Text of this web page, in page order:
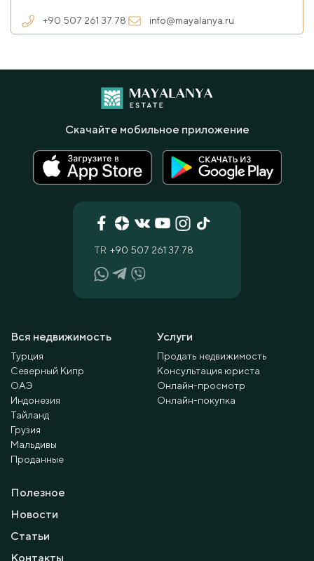
+90 507 261 37 78 info@mayalanya.ru
Вся недвижимость
Турция
Северный Кипр
ОАЭ
Индонезия
Тайланд
Грузия
Мальдивы
Проданные
Услуги
Продать недвижимость
Консультация юриста
Онлайн-просмотр
Онлайн-покупка
Полезное
Новости
Статьи
Контакты
TR +90 507 261 37 78
Скачайте мобильное приложение